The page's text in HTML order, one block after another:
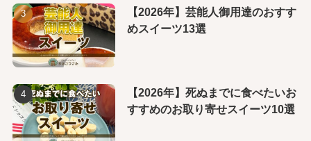
【2026年】芸能人御用達のおすす
めスイーツ13選
【2026年】死ぬまでに食べたいお
すすめのお取り寄せスイーツ10選